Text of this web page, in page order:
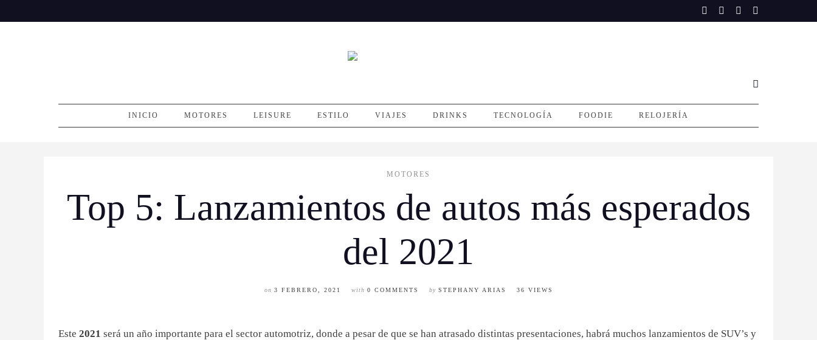
to
INICIO MOTORES LEISURE ESTILO VIAJES DRINKS TECNOLOGÍA FOODIE RELOJERÍA
MOTORES
Top 5: Lanzamientos de autos más esperados
del 2021
on 3 FEBRERO, 2021 with 0 COMMENTS by STEPHANY ARIAS 36 VIEWS
Este 2021 será un año importante para el sector automotriz, donde a pesar de que se han atrasado distintas presentaciones, habrá muchos lanzamientos de SUV’s y